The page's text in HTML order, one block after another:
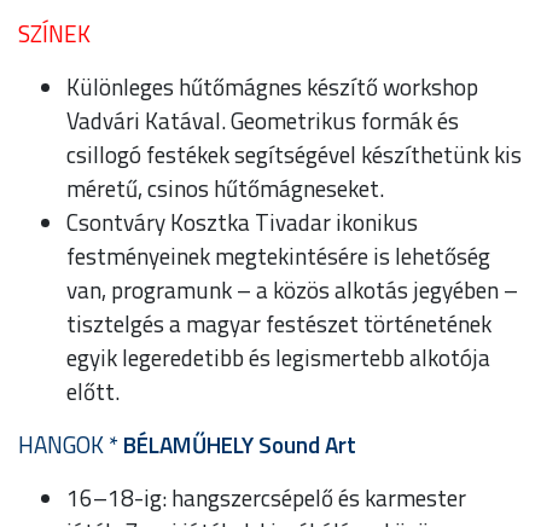
SZÍNEK
Különleges hűtőmágnes készítő workshop
Vadvári Katával. Geometrikus formák és
csillogó festékek segítségével készíthetünk kis
méretű, csinos hűtőmágneseket.
Csontváry Kosztka Tivadar ikonikus
festményeinek megtekintésére is lehetőség
van, programunk – a közös alkotás jegyében –
tisztelgés a magyar festészet történetének
egyik legeredetibb és legismertebb alkotója
előtt.
HANGOK *BÉLAMŰHELY Sound Art
16–18-ig: hangszercsépelő és karmester